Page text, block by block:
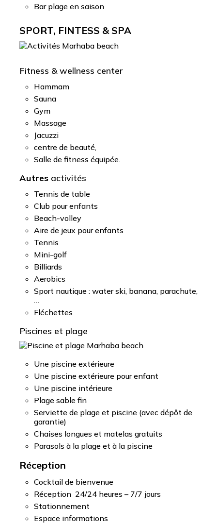
Bar plage en saison
SPORT, FINTESS & SPA
Fitness & wellness center
Hammam
Sauna
Gym
Massage
Jacuzzi
centre de beauté,
Salle de fitness équipée.
Autres activités
Tennis de table
Club pour enfants
Beach-volley
Aire de jeux pour enfants
Tennis
Mini-golf
Billiards
Aerobics
Sport nautique : water ski, banana, parachute,
…
Fléchettes
Piscines et plage
Une piscine extérieure
Une piscine extérieure pour enfant
Une piscine intérieure
Plage sable fin
Serviette de plage et piscine (avec dépôt de
garantie)
Chaises longues et matelas gratuits
Parasols à la plage et à la piscine
Réception
Cocktail de bienvenue
Réception 24/24 heures – 7/7 jours
Stationnement
Espace informations